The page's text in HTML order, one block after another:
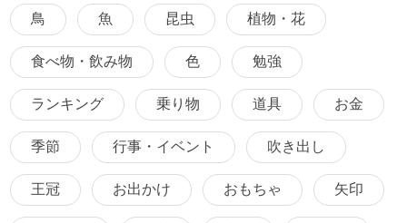
鳥 魚 昆虫 植物・花
食べ物・飲み物 色 勉強
ランキング 乗り物 道具 お金
季節 行事・イベント 吹き出し
王冠 お出かけ おもちゃ 矢印